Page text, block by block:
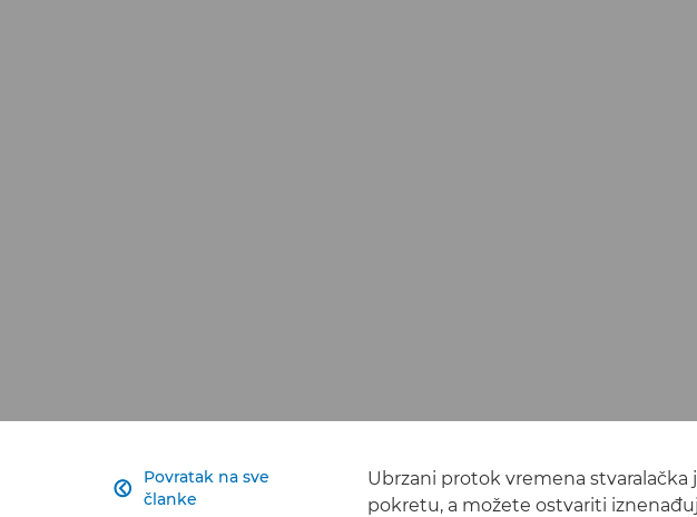
Povratak na sve
članke

Ubrzani protok vremena
pokretu, a možete ostvariti